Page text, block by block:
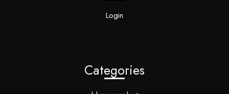
Login
Categories